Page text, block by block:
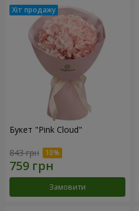
Букет "Pink Cloud"
843 грн
Замовити